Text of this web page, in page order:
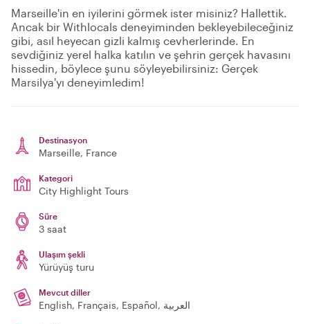
Marseille'in en iyilerini görmek ister misiniz? Hallettik.
Ancak bir Withlocals deneyiminden bekleyebileceğiniz
gibi, asıl heyecan gizli kalmış cevherlerinde. En
sevdiğiniz yerel halka katılın ve şehrin gerçek havasını
hissedin, böylece şunu söyleyebilirsiniz: Gerçek
Marsilya'yı deneyimledim!
Destinasyon
Marseille, France
Kategori
City Highlight Tours
Süre
3 saat
Ulaşım şekli
Yürüyüş turu
Mevcut diller
English, Français, Español, العربية